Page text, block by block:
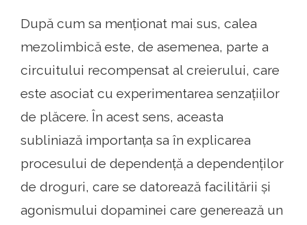
După cum sa menționat mai sus, calea
mezolimbică este, de asemenea, parte a
circuitului recompensat al creierului, care
este asociat cu experimentarea senzațiilor
de plăcere. În acest sens, aceasta
subliniază importanța sa în explicarea
procesului de dependență a dependenților
de droguri, care se datorează facilitării și
agonismului dopaminei care generează un